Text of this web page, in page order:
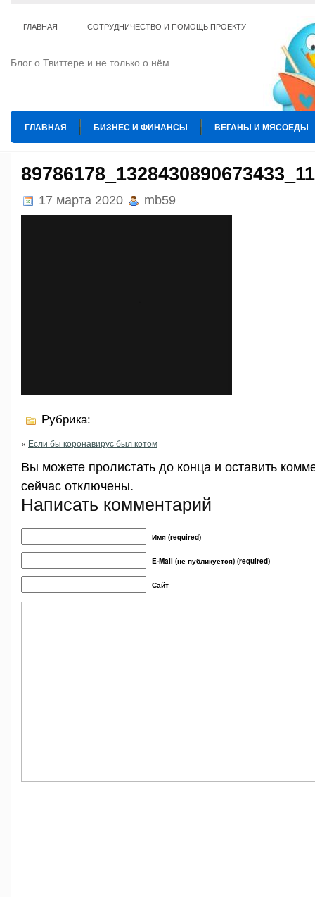
ГЛАВНАЯ СОТРУДНИЧЕСТВО И ПОМОЩЬ ПРОЕКТУ
Блог о Твиттере и не только о нём
ГЛАВНАЯ БИЗНЕС И ФИНАНСЫ ВЕГАНЫ И МЯСОЕДЫ
17 марта 2020 mb59
Рубрика:
« Если бы коронавирус был котом
Вы можете пролистать до конца и оставить
сейчас отключены.
Написать комментарий
Имя (required)
E-Mail (не публикуется) (required)
Сайт